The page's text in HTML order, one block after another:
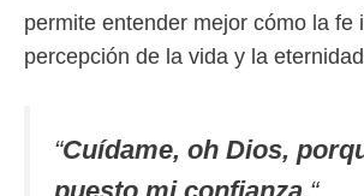
permite entender mejor cómo la fe
percepción de la vida y la
“Cuídame, oh Dios,